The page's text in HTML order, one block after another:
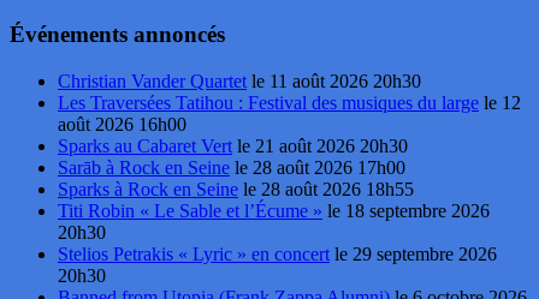
Événements annoncés
Christian Vander Quartet le 11 août 2026 20h30
Les Traversées Tatihou : Festival des musiques du large le 12
août 2026 16h00
Sparks au Cabaret Vert le 21 août 2026 20h30
Sarāb à Rock en Seine le 28 août 2026 17h00
Sparks à Rock en Seine le 28 août 2026 18h55
Titi Robin « Le Sable et l’Écume » le 18 septembre 2026
20h30
Stelios Petrakis « Lyric » en concert le 29 septembre 2026
20h30